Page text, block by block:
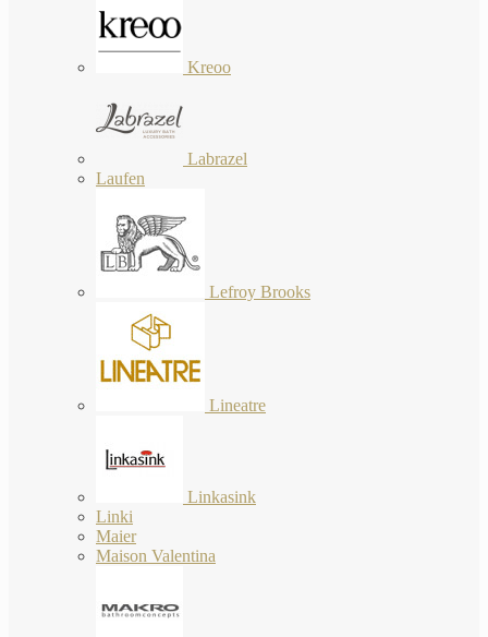
Kreoo
Labrazel
Laufen
Lefroy Brooks
Lineatre
Linkasink
Linki
Maier
Maison Valentina